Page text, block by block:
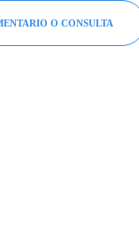
O CONSULTA